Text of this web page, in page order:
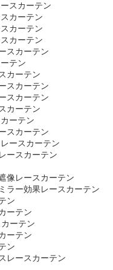
スカーテン
カーテン
カーテン
カーテン
スカーテン
テン
カーテン
スカーテン
スカーテン
カーテン
ーテン
スカーテン
ースカーテン
ースカーテン
像レースカーテン
ラー効果レースカーテン
ン
ーテン
ーテン
ーテン
ン
レースカーテン